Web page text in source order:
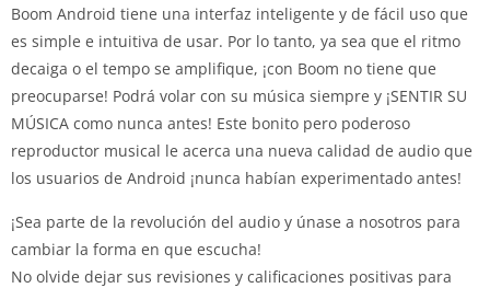
Boom Android tiene una interfaz inteligente y de fácil uso que
es simple e intuitiva de usar. Por lo tanto, ya sea que el ritmo
decaiga o el tempo se amplifique, ¡con Boom no tiene que
preocuparse! Podrá volar con su música siempre y ¡SENTIR SU
MÚSICA como nunca antes! Este bonito pero poderoso
reproductor musical le acerca una nueva calidad de audio que
los usuarios de Android ¡nunca habían experimentado antes!
¡Sea parte de la revolución del audio y únase a nosotros para
cambiar la forma en que escucha!
No olvide dejar sus revisiones y calificaciones positivas para